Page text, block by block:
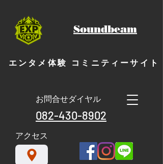
お問合せダイヤル
Soundbeam
082-430-8902
エンタメ体験 コミニティーサイト
​アクセス